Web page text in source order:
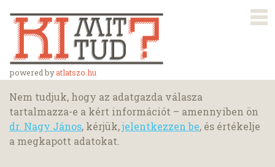
powered byatlatszo.hu
Nem tudjuk, hogy az adatgazda válasza
tartalmazza-e a kért információt – amennyiben ön
dr. Nagy János, kérjük,jelentkezzen be, és értékelje
a megkapott adatokat.